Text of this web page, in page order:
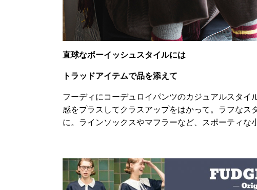
直球なボーイッシュスタイルには
トラッドアイテムで品を添えて
フーディにコーデュロイパンツのカジュアルスタ
感をプラスしてクラスアップをはかって。ラフな
に。ラインソックスやマフラーなど、スポーティな